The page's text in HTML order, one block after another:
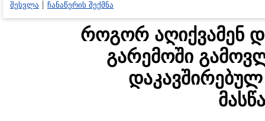
შესვლა ჩანაწერის შექმნა
როგორ აღიქვამენ
გარემოში